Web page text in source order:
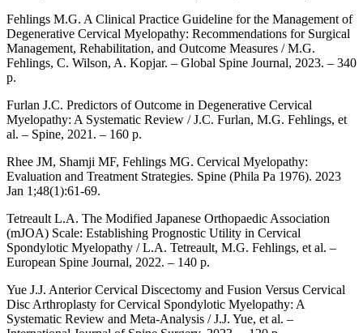
Fehlings M.G. A Clinical Practice Guideline for the Management of
Degenerative Cervical Myelopathy: Recommendations for Surgical
Management, Rehabilitation, and Outcome Measures / M.G.
Fehlings, C. Wilson, A. Kopjar. – Global Spine Journal, 2023. – 340
p.
Furlan J.C. Predictors of Outcome in Degenerative Cervical
Myelopathy: A Systematic Review / J.C. Furlan, M.G. Fehlings, et
al. – Spine, 2021. – 160 p.
Rhee JM, Shamji MF, Fehlings MG. Cervical Myelopathy:
Evaluation and Treatment Strategies. Spine (Phila Pa 1976). 2023
Jan 1;48(1):61-69.
Tetreault L.A. The Modified Japanese Orthopaedic Association
(mJOA) Scale: Establishing Prognostic Utility in Cervical
Spondylotic Myelopathy / L.A. Tetreault, M.G. Fehlings, et al. –
European Spine Journal, 2022. – 140 p.
Yue J.J. Anterior Cervical Discectomy and Fusion Versus Cervical
Disc Arthroplasty for Cervical Spondylotic Myelopathy: A
Systematic Review and Meta-Analysis / J.J. Yue, et al. –